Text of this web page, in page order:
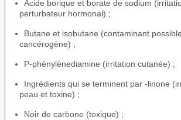
Acide borique et borate de sodium
perturbateur hormonal) ;
Butane et isobutane (contaminant
cancérogène) ;
P-phénylènediamine (irritation cutanée) ;
Ingrédients qui se terminent par -linone
peau et toxine) ;
Noir de carbone (toxique) ;